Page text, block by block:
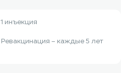
1 инъекция
Ревакцинация – каждые 5 лет